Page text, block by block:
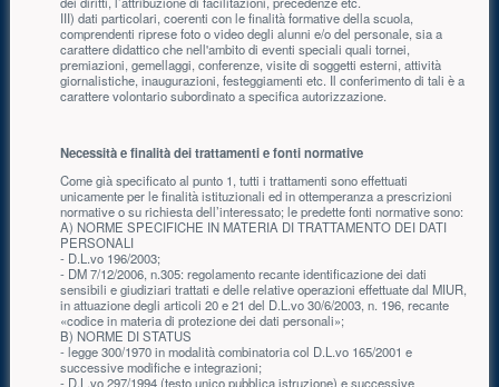
III) dati particolari, coerenti con le finalità formative della scuola,
comprendenti riprese foto o video degli alunni e/o del personale, sia a
carattere didattico che nell'ambito di eventi speciali quali tornei,
premiazioni, gemellaggi, conferenze, visite di soggetti esterni, attività
giornalistiche, inaugurazioni, festeggiamenti etc. Il conferimento di tali è a
carattere volontario subordinato a specifica autorizzazione.
Necessità e finalità dei trattamenti e fonti normative
Come già specificato al punto 1, tutti i trattamenti sono effettuati
unicamente per le finalità istituzionali ed in ottemperanza a prescrizioni
normative o su richiesta dell’interessato; le predette fonti normative sono:
A) NORME SPECIFICHE IN MATERIA DI TRATTAMENTO DEI DATI
PERSONALI
- D.L.vo 196/2003;
- DM 7/12/2006, n.305: regolamento recante identificazione dei dati
sensibili e giudiziari trattati e delle relative operazioni effettuate dal MIUR,
in attuazione degli articoli 20 e 21 del D.L.vo 30/6/2003, n. 196, recante
«codice in materia di protezione dei dati personali»;
B) NORME DI STATUS
- legge 300/1970 in modalità combinatoria col D.L.vo 165/2001 e
successive modifiche e integrazioni;
- D.L.vo 297/1994 (testo unico pubblica istruzione) e successive